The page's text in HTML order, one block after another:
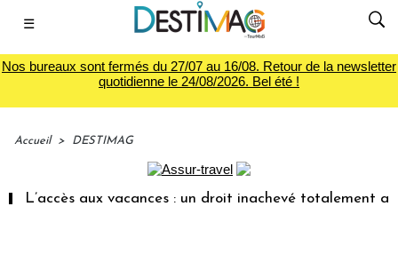
☰
Nos bureaux sont fermés du 27/07 au 16/08. Retour de la newsletter
quotidienne le 24/08/2026. Bel été !
Accueil > DESTIMAG
L’accès aux vacances : un droit inachevé totalement